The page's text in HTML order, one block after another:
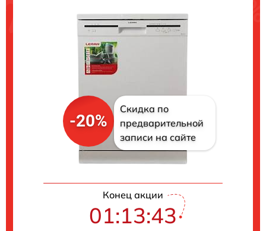
-20%
Скидка по
предварительной
записи на сайте
Конец акции
01:13:42